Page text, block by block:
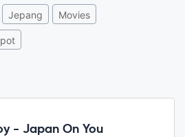
Jepang Movies
- Japan On You